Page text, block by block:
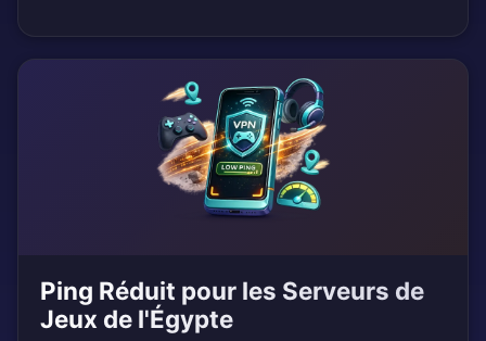
Ping Réduit pour les Serveurs de
Jeux de l'Égypte